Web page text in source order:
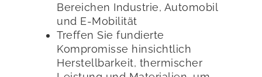
Bereichen Industrie, Automobil
und E-Mobilität
Treffen Sie fundierte
Kompromisse hinsichtlich
Herstellbarkeit, thermischer